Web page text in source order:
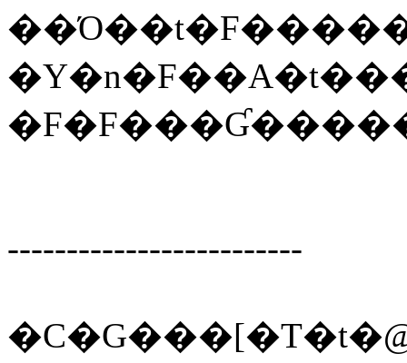
-------------------------